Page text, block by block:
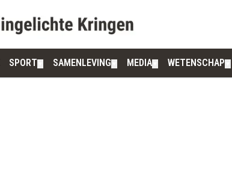
SPORT SAMENLEVING MEDIA WETENSCHAP